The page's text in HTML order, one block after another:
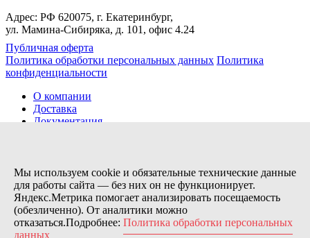
Адрес: РФ 620075, г. Екатеринбург,
ул. Мамина-Сибиряка, д. 101, офис 4.24
Публичная оферта
Политика обработки персональных данных Политика
конфиденциальности
О компании
Доставка
Документация
Контакты
Заказов сегодня / Всего
18
11154
Мы используем cookie и обязательные технические данные
для работы сайта — без них он не функционирует.
Яндекс.Метрика помогает анализировать посещаемость
(обезличенно). От аналитики можно
отказаться.Подробнее: Политика обработки персональных
данных